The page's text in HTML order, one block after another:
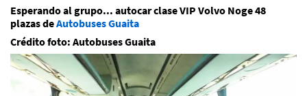
Esperando al grupo... autocar clase VIP Volvo Noge 48
plazas deAutobuses Guaita
Crédito foto: Autobuses Guaita